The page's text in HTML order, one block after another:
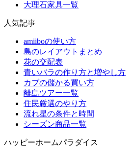
大理石家具一覧
人気記事
amiiboの使い方
島のレイアウトまとめ
花の交配表
青いバラの作り方と増やし方
カブの儲かる買い方
離島ツアー一覧
住民厳選のやり方
流れ星の条件と時間
シーズン商品一覧
ハッピーホームパラダイス